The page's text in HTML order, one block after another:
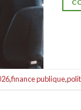
,finance publique,